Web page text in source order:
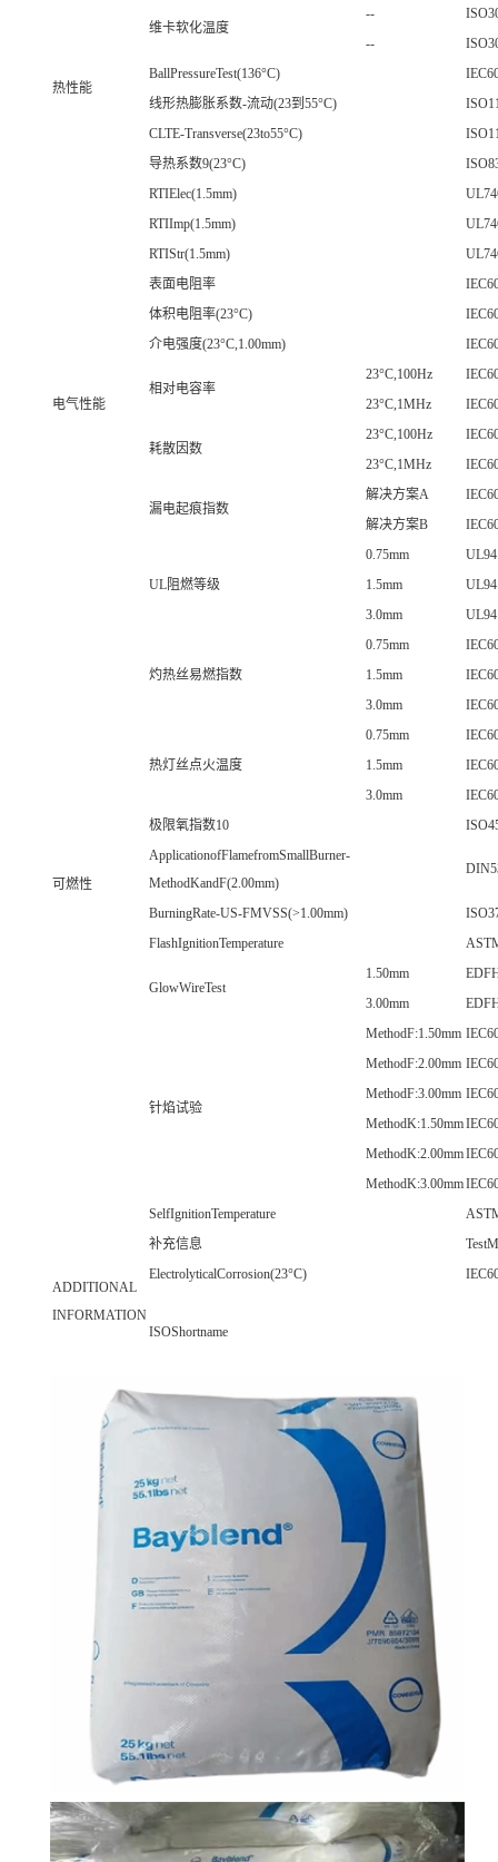
热性能
维卡软化温度
--
--
BallPressureTest(136°C)
线形热膨胀系数-流动(23到55°C)
CLTE-Transverse(23to55°C)
导热系数9(23°C)
RTIElec(1.5mm)
RTIImp(1.5mm)
RTIStr(1.5mm)
电气性能
表面电阻率
体积电阻率(23°C)
介电强度(23°C,1.00mm)
相对电容率
23°C,100Hz
23°C,1MHz
耗散因数
23°C,100Hz
23°C,1MHz
漏电起痕指数
解决方案A
解决方案B
可燃性
UL阻燃等级
0.75mm
UL94
1.5mm
UL94
3.0mm
UL94
灼热丝易燃指数
0.75mm
1.5mm
3.0mm
热灯丝点火温度
0.75mm
1.5mm
3.0mm
极限氧指数10
ApplicationofFlamefromSmallBurner-
MethodKandF(2.00mm)
BurningRate-US-FMVSS(>1.00mm)
FlashIgnitionTemperature
GlowWireTest
1.50mm
3.00mm
针焰试验
MethodF:1.50mm
MethodF:2.00mm
MethodF:3.00mm
MethodK:1.50mm
MethodK:2.00mm
MethodK:3.00mm
SelfIgnitionTemperature
ADDITIONAL
INFORMATION
补充信息
ElectrolyticalCorrosion(23°C)
ISOShortname